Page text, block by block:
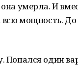
умерла. И
мощность.
Попался один